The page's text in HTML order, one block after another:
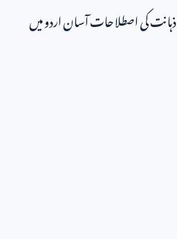
کی اصطلاحات آسان اردو میں